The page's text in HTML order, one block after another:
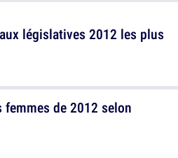
législatives 2012 les plus
de 2012 selon